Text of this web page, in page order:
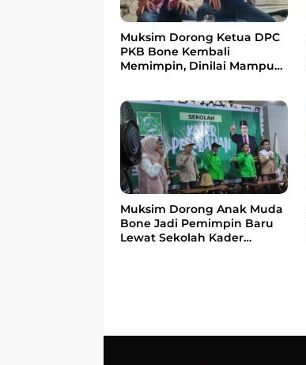
Muksim Dorong Ketua DPC
PKB Bone Kembali
Memimpin, Dinilai Mampu
Muksim Dorong Anak Muda
Bone Jadi Pemimpin Baru
Lewat Sekolah Kader